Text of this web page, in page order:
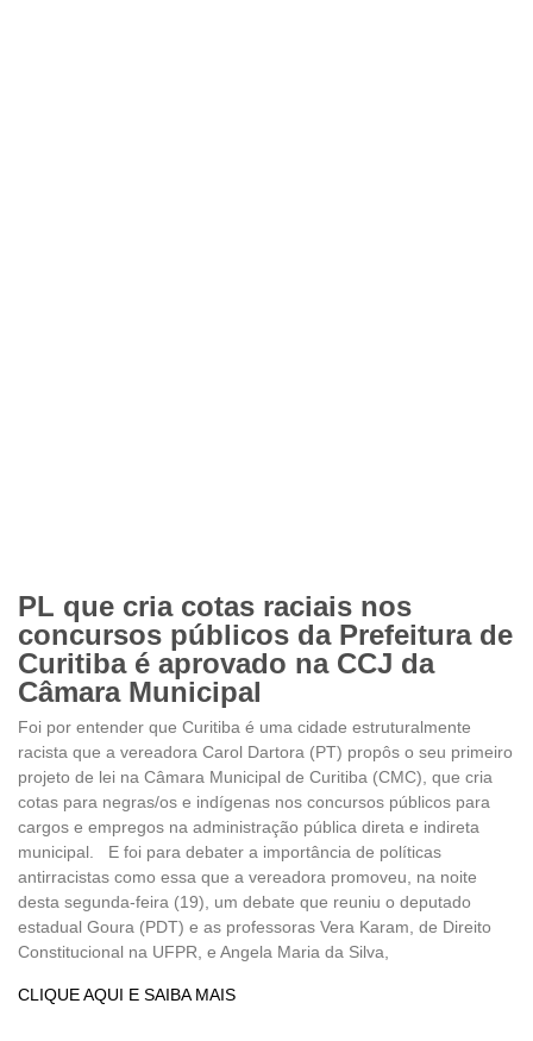
PL que cria cotas raciais nos
concursos públicos da Prefeitura de
Curitiba é aprovado na CCJ da
Câmara Municipal
Foi por entender que Curitiba é uma cidade estruturalmente
racista que a vereadora Carol Dartora (PT) propôs o seu primeiro
projeto de lei na Câmara Municipal de Curitiba (CMC), que cria
cotas para negras/os e indígenas nos concursos públicos para
cargos e empregos na administração pública direta e indireta
municipal. E foi para debater a importância de políticas
antirracistas como essa que a vereadora promoveu, na noite
desta segunda-feira (19), um debate que reuniu o deputado
estadual Goura (PDT) e as professoras Vera Karam, de Direito
Constitucional na UFPR, e Angela Maria da Silva,
CLIQUE AQUI E SAIBA MAIS